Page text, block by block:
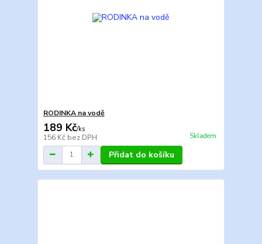
RODINKA na vodě
189 Kč/ks
156 Kč bez DPH Skladem
Přidat do košíku